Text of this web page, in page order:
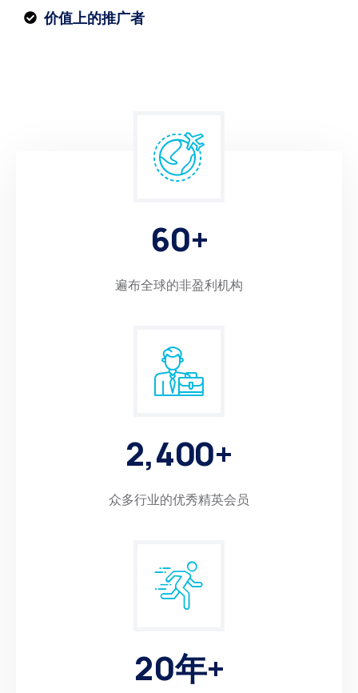
价值上的推广者
60+
遍布全球的非盈利机构
2,400+
众多行业的优秀精英会员
20年+